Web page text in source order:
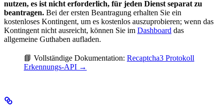
nutzen, es ist nicht erforderlich, für jeden Dienst separat zu
beantragen. Bei der ersten Beantragung erhalten Sie ein
kostenloses Kontingent, um es kostenlos auszuprobieren; wenn das
Kontingent nicht ausreicht, können Sie im Dashboard das
allgemeine Guthaben aufladen.
📘 Vollständige Dokumentation: Recaptcha3 Protokoll
Erkennungs-API →